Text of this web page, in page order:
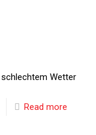
schlechtem Wetter
Read more